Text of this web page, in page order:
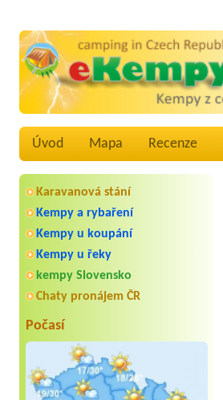
Úvod Mapa Recenze
Karavanová stání
Kempy a rybaření
Kempy u koupání
Kempy u řeky
kempy Slovensko
Chaty pronájem ČR
Počasí